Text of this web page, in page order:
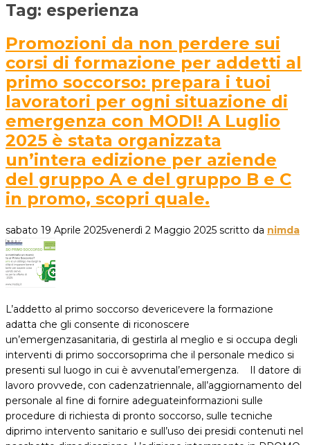
Tag: esperienza
Promozioni da non perdere sui
corsi di formazione per addetti al
primo soccorso: prepara i tuoi
lavoratori per ogni situazione di
emergenza con MODI! A Luglio
2025 è stata organizzata
un’intera edizione per aziende
del gruppo A e del gruppo B e C
in promo, scopri quale.
sabato 19 Aprile 2025venerdì 2 Maggio 2025 scritto da nimda
L’addetto al primo soccorso devericevere la formazione
adatta che gli consente di riconoscere
un’emergenzasanitaria, di gestirla al meglio e si occupa degli
interventi di primo soccorsoprima che il personale medico si
presenti sul luogo in cui è avvenutal’emergenza. Il datore di
lavoro provvede, con cadenzatriennale, all’aggiornamento del
personale al fine di fornire adeguateinformazioni sulle
procedure di richiesta di pronto soccorso, sulle tecniche
diprimo intervento sanitario e sull’uso dei presidi contenuti nel